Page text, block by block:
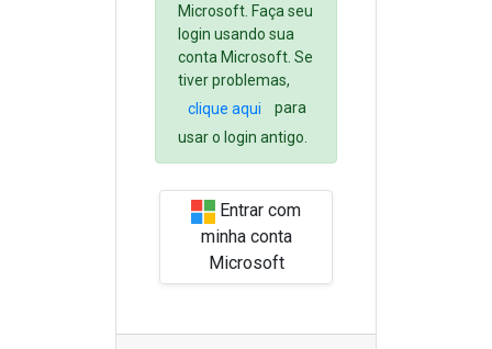
Microsoft. Faça seu
login usando sua
conta Microsoft. Se
tiver problemas,
clique aqui
para
usar o login antigo.
Entrar com
minha conta
Microsoft